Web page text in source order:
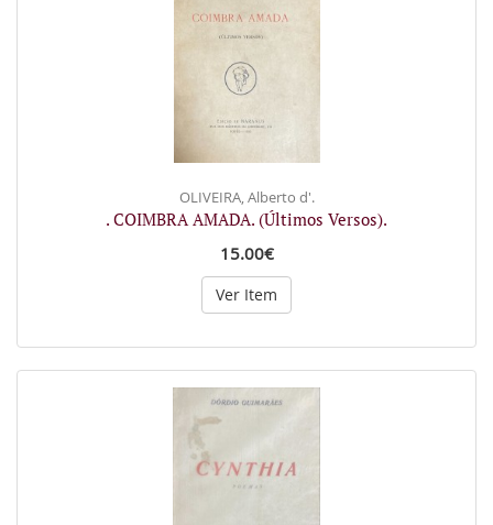
OLIVEIRA, Alberto d'.
. COIMBRA AMADA. (Últimos Versos).
15.00€
Ver Item